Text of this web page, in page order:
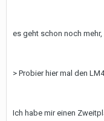
es geht schon noch
> Probier hier mal den
Ich habe mir einen